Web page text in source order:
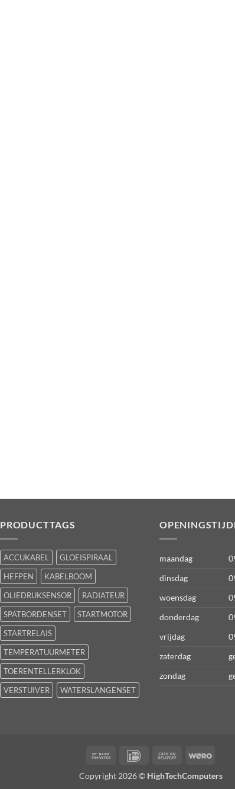
PRODUCTTAGS
ACCUKABEL
GLOEISPIRAAL
HEFPEN
KABELBOOM
OLIEDRUKSENSOR
RADIATEUR
SPATBORDENSET
STARTMOTOR
STARTRELAIS
TEMPERATUURMETER
TOERENTELLERKLOK
VERSTUIVER
WATERSLANGENSET
maandag
dinsdag
woensdag
donderdag
vrijdag
zaterdag
zondag
Bank
IDeal
Cash
Delivery
Wero
Copyright 2026 © HighTechComputers